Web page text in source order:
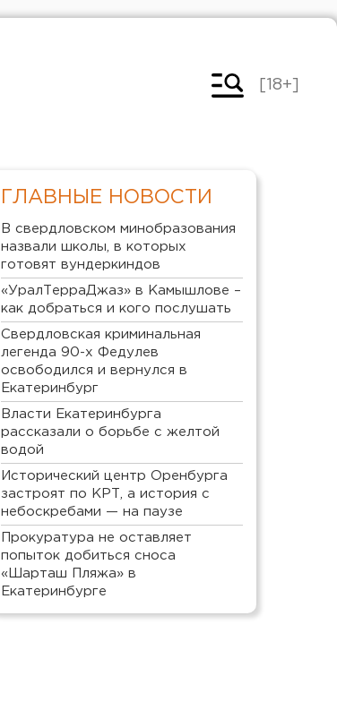
[18+]
ГЛАВНЫЕ НОВОСТИ
В свердловском минобразования
назвали школы, в которых
готовят вундеркиндов
«УралТерраДжаз» в Камышлове –
как добраться и кого послушать
Свердловская криминальная
легенда 90-х Федулев
освободился и вернулся в
Екатеринбург
Власти Екатеринбурга
рассказали о борьбе с желтой
водой
Исторический центр Оренбурга
застроят по КРТ, а история с
небоскребами — на паузе
Прокуратура не оставляет
попыток добиться сноса
«Шарташ Пляжа» в
Екатеринбурге